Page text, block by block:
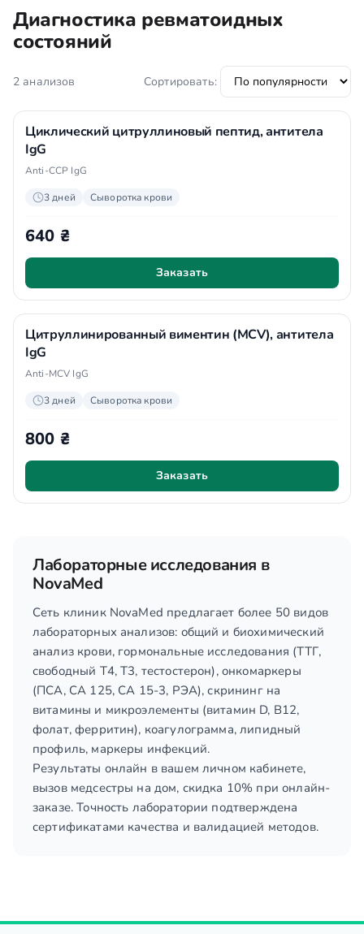
Диагностика ревматоидных
состояний
2 анализов Сортировать:
Циклический цитруллиновый пептид, антитела
IgG
Anti-CCP IgG
3 дней Сыворотка крови
640 ₴
Заказать
Цитруллинированный виментин (MCV), антитела
IgG
Anti-MCV IgG
3 дней Сыворотка крови
800 ₴
Заказать
Лабораторные исследования в
NovaMed
Сеть клиник NovaMed предлагает более 50 видов
лабораторных анализов: общий и биохимический
анализ крови, гормональные исследования (ТТГ,
свободный T4, T3, тестостерон), онкомаркеры
(ПСА, СА 125, СА 15-3, РЭА), скрининг на
витамины и микроэлементы (витамин D, B12,
фолат, ферритин), коагулограмма, липидный
профиль, маркеры инфекций.
Результаты онлайн в вашем личном кабинете,
вызов медсестры на дом, скидка 10% при онлайн-
заказе. Точность лаборатории подтверждена
сертификатами качества и валидацией методов.